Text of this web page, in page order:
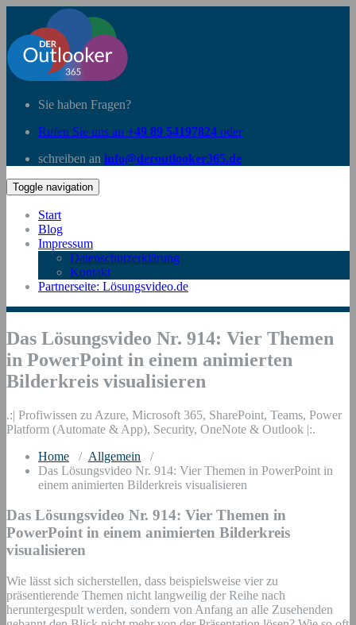
Sie haben Fragen?
Rufen Sie uns an +49 89 54197824 oder
schreiben an info@deroutlooker365.de
Toggle navigation
Start
Blog
Impressum
Datenschutzerklärung
Kontakt
Partnerseite: Lösungsvideo.de
Das Lösungsvideo Nr. 914: Vier Themen
in PowerPoint in einem animierten
Bilderkreis visualisieren
.:| Profiwissen zu Azure, Microsoft 365, SharePoint, Teams, Power
Platform (Automate & App), Security, OneNote & Outlook |:.
Home / Allgemein /
Das Lösungsvideo Nr. 914: Vier Themen in PowerPoint in
einem animierten Bilderkreis visualisieren
Das Lösungsvideo Nr. 914: Vier Themen in
PowerPoint in einem animierten Bilderkreis
visualisieren
Wie lässt sich sicherstellen, dass beispielsweise vier zu
präsentierende Themen nicht langweilig der Reihe nach
heruntergespult werden, sondern von Anfang an alle Zusehenden